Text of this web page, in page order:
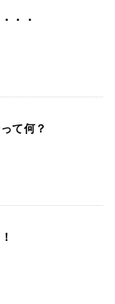
・・
て何？